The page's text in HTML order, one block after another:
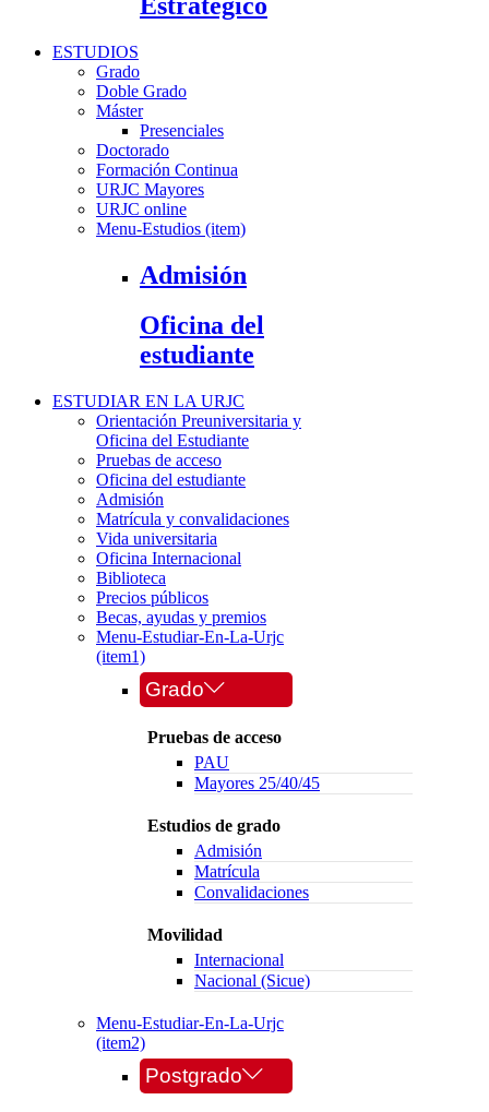
ESTUDIOS
Grado
Doble Grado
Máster
Presenciales
Doctorado
Formación Continua
URJC Mayores
URJC online
Menu-Estudios (item)
Admisión
Oficina del
estudiante
ESTUDIAR EN LA URJC
Orientación Preuniversitaria y
Oficina del Estudiante
Pruebas de acceso
Oficina del estudiante
Admisión
Matrícula y convalidaciones
Vida universitaria
Oficina Internacional
Biblioteca
Precios públicos
Becas, ayudas y premios
Menu-Estudiar-En-La-Urjc
(item1)
Grado
Pruebas de acceso
PAU
Mayores 25/40/45
Estudios de grado
Admisión
Matrícula
Convalidaciones
Movilidad
Internacional
Nacional (Sicue)
Menu-Estudiar-En-La-Urjc
(item2)
Postgrado